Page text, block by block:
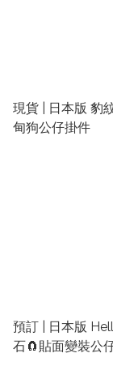
現貨 | 日本版 豹
甸狗公仔掛件
預訂 | 日本版
石🧲貼面變裝公